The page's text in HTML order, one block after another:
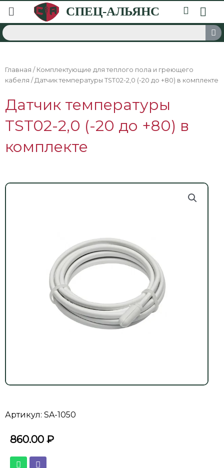
Главная / Комплектующие для теплого пола и греющего
кабеля / Датчик температуры TST02-2,0 (-20 до +80) в комплекте
Датчик температуры
TST02-2,0 (-20 до +80) в
комплекте
Артикул: SA-1050
860.00 ₽